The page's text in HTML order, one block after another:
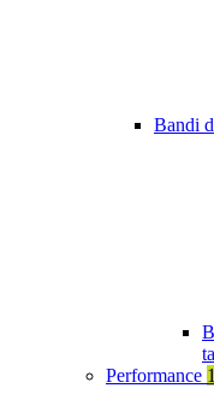
Bandi
Performance